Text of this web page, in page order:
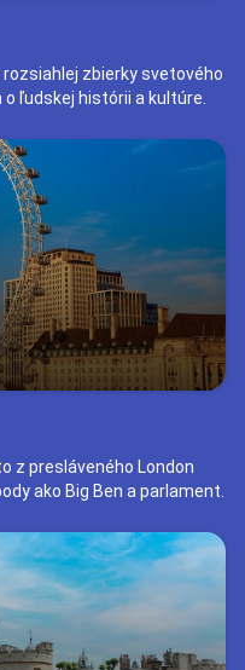
zbierky svetového
ľudskej histórii a kultúre.
z presláveného London
ako Big Ben a parlament.